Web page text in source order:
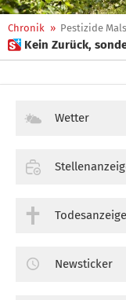
Chronik » Pestizide
 Kein Zurück,
Wetter
Newsticker